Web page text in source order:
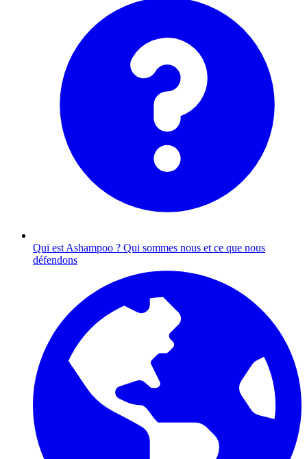
Qui est Ashampoo ? Qui sommes nous et ce que nous
défendons